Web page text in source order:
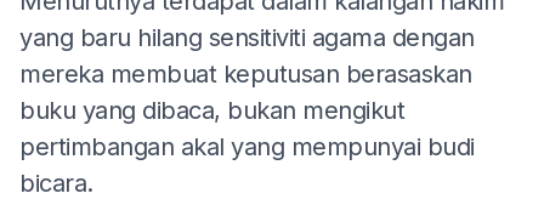
yang baru hilang sensitiviti agama dengan
mereka membuat keputusan berasaskan
buku yang dibaca, bukan mengikut
pertimbangan akal yang mempunyai budi
bicara.